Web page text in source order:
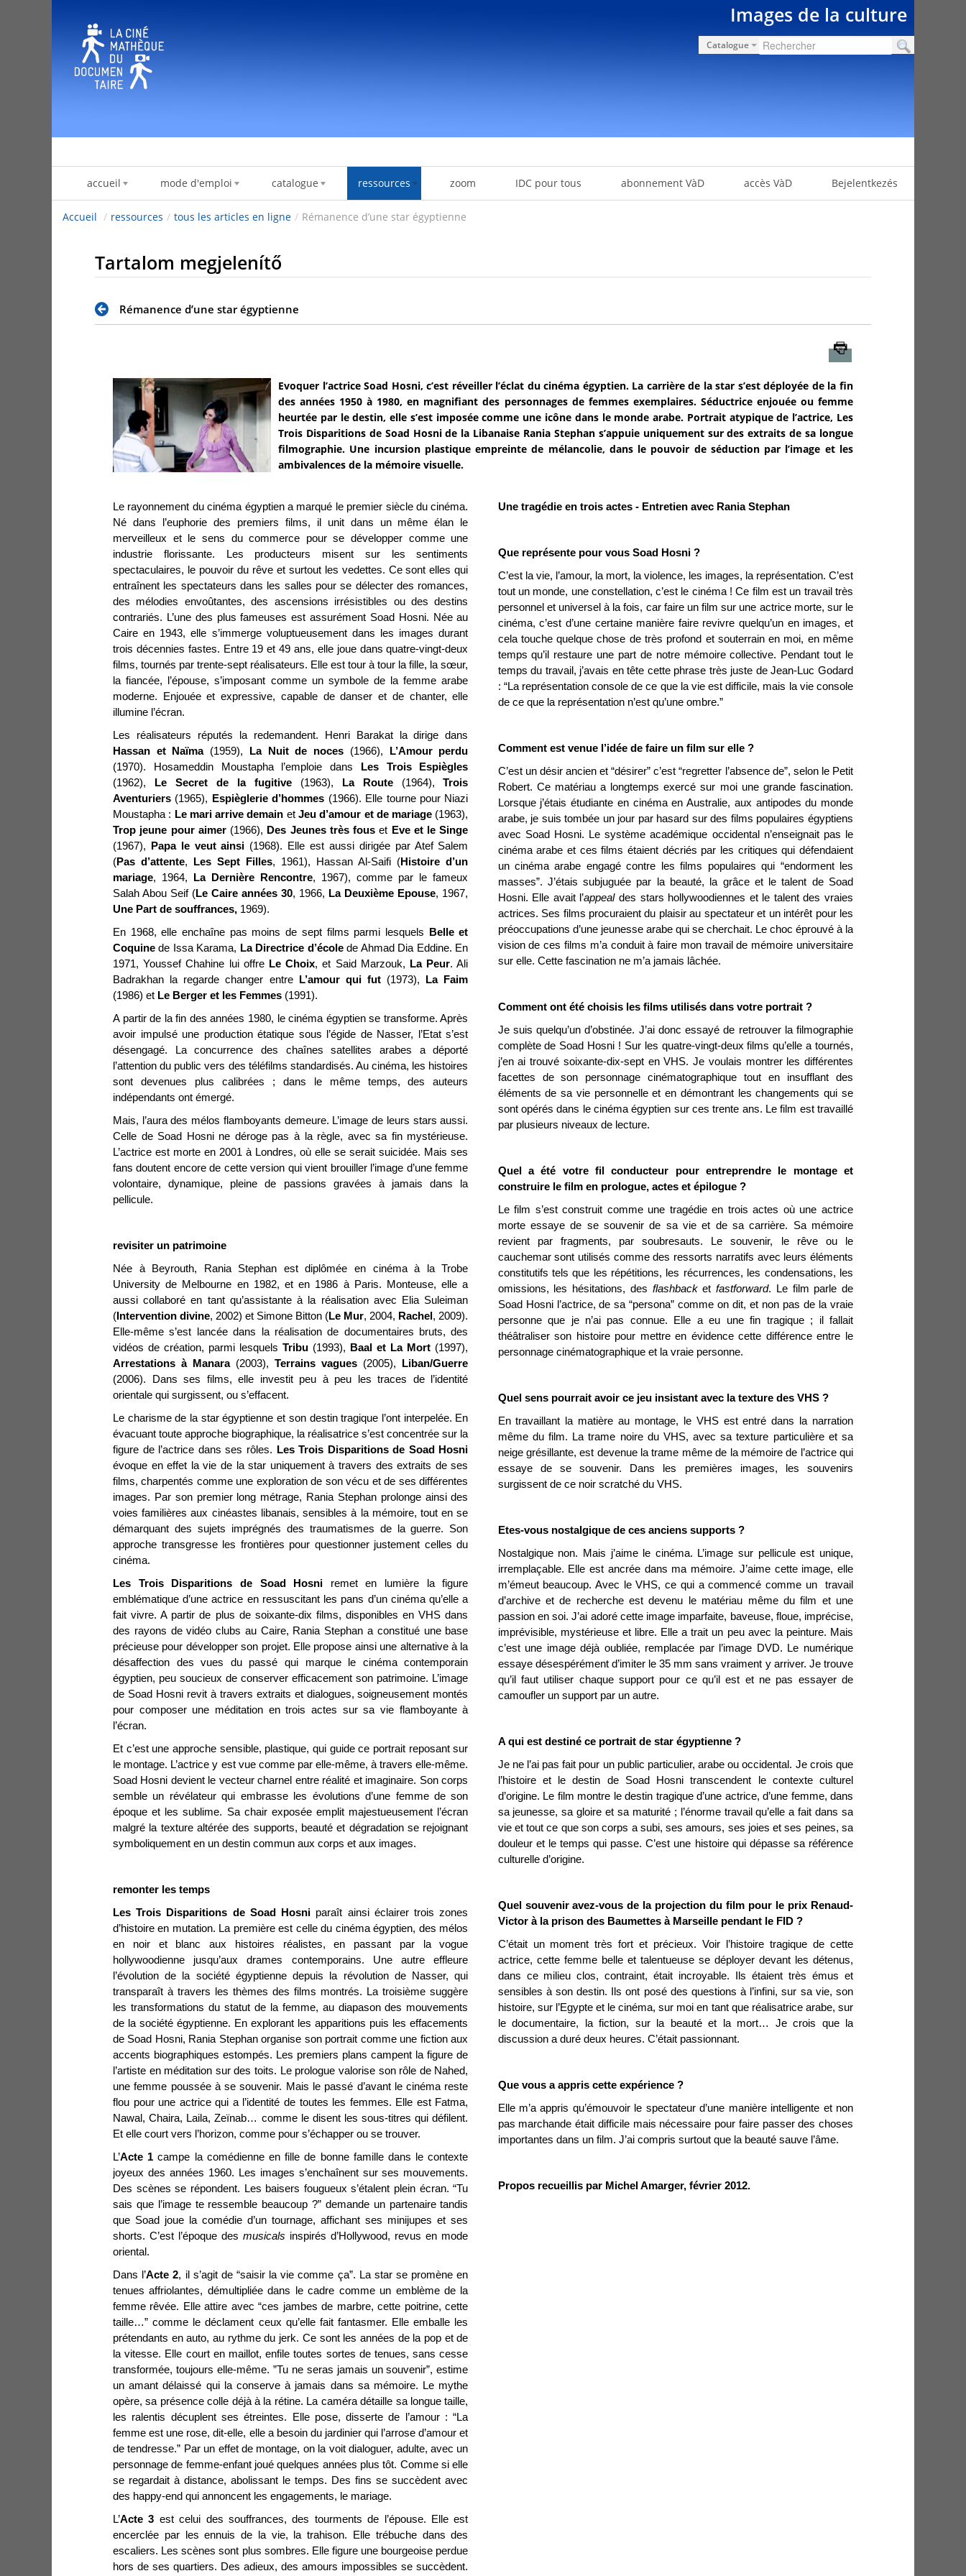
Images de la culture
Catalogue
accueil mode d'emploi catalogue ressources zoom IDC pour tous abonnement VàD accès VàD Bejelentkezés
Accueil / ressources / tous les articles en ligne / Rémanence d’une star égyptienne
Tartalom megjelenítő
Rémanence d’une star égyptienne
Evoquer l’actrice Soad Hosni, c’est réveiller l’éclat du cinéma égyptien. La carrière de la star s’est déployée de la fin
des années 1950 à 1980, en magnifiant des personnages de femmes exemplaires. Séductrice enjouée ou femme
heurtée par le destin, elle s’est imposée comme une icône dans le monde arabe. Portrait atypique de l’actrice, Les
Trois Disparitions de Soad Hosni de la Libanaise Rania Stephan s’appuie uniquement sur des extraits de sa longue
filmographie. Une incursion plastique empreinte de mélancolie, dans le pouvoir de séduction par l’image et les
ambivalences de la mémoire visuelle.
Le rayonnement du cinéma égyptien a marqué le premier siècle du cinéma.
Né dans l’euphorie des premiers films, il unit dans un même élan le
merveilleux et le sens du commerce pour se développer comme une
industrie florissante. Les producteurs misent sur les sentiments
spectaculaires, le pouvoir du rêve et surtout les vedettes. Ce sont elles qui
entraînent les spectateurs dans les salles pour se délecter des romances,
des mélodies envoûtantes, des ascensions irrésistibles ou des destins
contrariés. L’une des plus fameuses est assurément Soad Hosni. Née au
Caire en 1943, elle s’immerge voluptueusement dans les images durant
trois décennies fastes. Entre 19 et 49 ans, elle joue dans quatre-vingt-deux
films, tournés par trente-sept réalisateurs. Elle est tour à tour la fille, la sœur,
la fiancée, l’épouse, s’imposant comme un symbole de la femme arabe
moderne. Enjouée et expressive, capable de danser et de chanter, elle
illumine l’écran.
Les réalisateurs réputés la redemandent. Henri Barakat la dirige dans
Hassan et Naïma(1959), La Nuitde noces (1966),
L’Amour perdu
(1970). Hosameddin Moustapha l’emploie dans
Les Trois Espiègles
(1962),
Le Secret de la fugitive(1963), La Route(1964),Trois
Aventuriers (1965), Espièglerie d’hommes (1966). Elle tourne pour Niazi
Moustapha : Le mari arrive demain etJeu d’amour et de mariage (1963),
Trop jeune pour aimer(1966), Des Jeunes très fous et Eve et le Singe
(1967),
Papa le veut ainsi (1968). Elle est aussi dirigée par Atef Salem
(Pas d’attente, Les Sept Filles, 1961), Hassan Al-Saifi (Histoire d’un
mariage, 1964, La Dernière Rencontre, 1967), comme par le fameux
Salah Abou Seif (Le Caire années 30, 1966, La Deuxième Epouse, 1967,
Une Part de souffrances, 1969).
En 1968, elle enchaîne pas moins de sept films parmi lesquels
Belle et
Coquine de Issa Karama, La Directrice d’écolede Ahmad Dia Eddine. En
1971, Youssef Chahine lui offre Le Choix, et Said Marzouk, La Peur. Ali
Badrakhan la regarde changer entre
L’amour qui fut(1973),
La Faim
(1986) et Le Berger et les Femmes (1991).
A partir de la fin des années 1980, le cinéma égyptien se transforme. Après
avoir impulsé une production étatique sous l’égide de Nasser, l’Etat s’est
désengagé. La concurrence des chaînes satellites arabes a déporté
l’attention du public vers des téléfilms standardisés. Au cinéma, les histoires
sont devenues plus calibrées ; dans le même temps, des auteurs
indépendants ont émergé.
Mais, l’aura des mélos flamboyants demeure. L’image de leurs stars aussi.
Celle de Soad Hosni ne déroge pas à la règle, avec sa fin mystérieuse.
L’actrice est morte en 2001 à Londres, où elle se serait suicidée. Mais ses
fans doutent encore de cette version qui vient brouiller l’image d’une femme
volontaire, dynamique, pleine de passions gravées à jamais dans la
pellicule.
revisiter un patrimoine
Née à Beyrouth, Rania Stephan est diplômée en cinéma à la Trobe
University de Melbourne en 1982, et en 1986 à Paris. Monteuse, elle a
aussi collaboré en tant qu’assistante à la réalisation avec Elia Suleiman
( Intervention divine, 2002) et Simone Bitton (Le Mur, 2004, Rachel , 2009).
Elle-même s’est lancée dans la réalisation de documentaires bruts, des
vidéos de création, parmi lesquelsTribu (1993), Baal et La Mort (1997),
Arrestations à Manara(2003),Terrains vagues (2005),
Liban/Guerre
(2006). Dans ses films, elle investit peu à peu les traces de l’identité
orientale qui surgissent, ou s’effacent.
Le charisme de la star égyptienne et son destin tragique l’ont interpelée. En
évacuant toute approche biographique, la réalisatrice s’est concentrée sur la
figure de l’actrice dans ses rôles.
Les Trois Disparitions de Soad Hosni
évoque en effet la vie de la star uniquement à travers des extraits de ses
films, charpentés comme une exploration de son vécu et de ses différentes
images. Par son premier long métrage, Rania Stephan prolonge ainsi des
voies familières aux cinéastes libanais, sensibles à la mémoire, tout en se
démarquant des sujets imprégnés des traumatismes de la guerre. Son
approche transgresse les frontières pour questionner justement celles du
cinéma.
Les Trois Disparitions de Soad Hosni remet en lumière la figure
emblématique d’une actrice en ressuscitant les pans d’un cinéma qu’elle a
fait vivre. A partir de plus de soixante-dix films, disponibles en VHS dans
des rayons de vidéo clubs au Caire, Rania Stephan a constitué une base
précieuse pour développer son projet. Elle propose ainsi une alternative à la
désaffection des vues du passé qui marque le cinéma contemporain
égyptien, peu soucieux de conserver efficacement son patrimoine. L’image
de Soad Hosni revit à travers extraits et dialogues, soigneusement montés
pour composer une méditation en trois actes sur sa vie flamboyante à
l’écran.
Et c’est une approche sensible, plastique, qui guide ce portrait reposant sur
le montage. L’actrice y est vue comme par elle-même, à travers elle-même.
Soad Hosni devient le vecteur charnel entre réalité et imaginaire. Son corps
semble un révélateur qui embrasse les évolutions d’une femme de son
époque et les sublime. Sa chair exposée emplit majestueusement l’écran
malgré la texture altérée des supports, beauté et dégradation se rejoignant
symboliquement en un destin commun aux corps et aux images.
remonter les temps
Les Trois Disparitions de Soad Hosni paraît ainsi éclairer trois zones
d’histoire en mutation. La première est celle du cinéma égyptien, des mélos
en noir et blanc aux histoires réalistes, en passant par la vogue
hollywoodienne jusqu’aux drames contemporains. Une autre effleure
l’évolution de la société égyptienne depuis la révolution de Nasser, qui
transparaît à travers les thèmes des films montrés. La troisième suggère
les transformations du statut de la femme, au diapason des mouvements
de la société égyptienne. En explorant les apparitions puis les effacements
de Soad Hosni, Rania Stephan organise son portrait comme une fiction aux
accents biographiques estompés. Les premiers plans campent la figure de
l’artiste en méditation sur des toits. Le prologue valorise son rôle de Nahed,
une femme poussée à se souvenir. Mais le passé d’avant le cinéma reste
flou pour une actrice qui a l’identité de toutes les femmes. Elle est Fatma,
Nawal, Chaira, Laila, Zeïnab… comme le disent les sous-titres qui défilent.
Et elle court vers l’horizon, comme pour s’échapper ou se trouver.
L’Acte 1campe la comédienne en fille de bonne famille dans le contexte
joyeux des années 1960. Les images s’enchaînent sur ses mouvements.
Des scènes se répondent. Les baisers fougueux s’étalent plein écran. “Tu
sais que l’image te ressemble beaucoup ?” demande un partenaire tandis
que Soad joue la comédie d’un tournage, affichant ses minijupes et ses
shorts. C’est l’époque desmusicals inspirés d’Hollywood, revus en mode
oriental.
Dans l’Acte 2, il s’agit de “saisir la vie comme ça”. La star se promène en
tenues affriolantes, démultipliée dans le cadre comme un emblème de la
femme rêvée. Elle attire avec “ces jambes de marbre, cette poitrine, cette
taille…” comme le déclament ceux qu’elle fait fantasmer. Elle emballe les
prétendants en auto, au rythme du jerk. Ce sont les années de la pop et de
la vitesse. Elle court en maillot, enfile toutes sortes de tenues, sans cesse
transformée, toujours elle-même. ”Tu ne seras jamais un souvenir”, estime
un amant délaissé qui la conserve à jamais dans sa mémoire. Le mythe
opère, sa présence colle déjà à la rétine. La caméra détaille sa longue taille,
les ralentis décuplent ses étreintes. Elle pose, disserte de l’amour : “La
femme est une rose, dit-elle, elle a besoin du jardinier qui l’arrose d’amour et
de tendresse.” Par un effet de montage, on la voit dialoguer, adulte, avec un
personnage de femme-enfant joué quelques années plus tôt. Comme si elle
se regardait à distance, abolissant le temps. Des fins se succèdent avec
des happy-end qui annoncent les engagements, le mariage.
L’Acte 3 est celui des souffrances, des tourments de l’épouse. Elle est
encerclée par les ennuis de la vie, la trahison. Elle trébuche dans des
escaliers. Les scènes sont plus sombres. Elle figure une bourgeoise perdue
hors de ses quartiers. Des adieux, des amours impossibles se succèdent.
Une tragédie en trois actes - Entretien avec Rania Stephan
Que représente pour vous Soad Hosni ?
C’est la vie, l’amour, la mort, la violence, les images, la représentation. C’est
tout un monde, une constellation, c’est le cinéma ! Ce film est un travail très
personnel et universel à la fois, car faire un film sur une actrice morte, sur le
cinéma, c’est d’une certaine manière faire revivre quelqu’un en images, et
cela touche quelque chose de très profond et souterrain en moi, en même
temps qu’il restaure une part de notre mémoire collective. Pendant tout le
temps du travail, j’avais en tête cette phrase très juste de Jean-Luc Godard
: “La représentation console de ce que la vie est difficile, mais la vie console
de ce que la représentation n’est qu’une ombre.”
Comment est venue l’idée de faire un film sur elle ?
C’est un désir ancien et “désirer” c’est “regretter l’absence de”, selon le Petit
Robert. Ce matériau a longtemps exercé sur moi une grande fascination.
Lorsque j’étais étudiante en cinéma en Australie, aux antipodes du monde
arabe, je suis tombée un jour par hasard sur des films populaires égyptiens
avec Soad Hosni. Le système académique occidental n’enseignait pas le
cinéma arabe et ces films étaient décriés par les critiques qui défendaient
un cinéma arabe engagé contre les films populaires qui “endorment les
masses”. J’étais subjuguée par la beauté, la grâce et le talent de Soad
Hosni. Elle avait l’appealdes stars hollywoodiennes et le talent des vraies
actrices. Ses films procuraient du plaisir au spectateur et un intérêt pour les
préoccupations d’une jeunesse arabe qui se cherchait. Le choc éprouvé à la
vision de ces films m’a conduit à faire mon travail de mémoire universitaire
sur elle. Cette fascination ne m’a jamais lâchée.
Comment ont été choisis les films utilisés dans votre portrait ?
Je suis quelqu’un d’obstinée. J’ai donc essayé de retrouver la filmographie
complète de Soad Hosni ! Sur les quatre-vingt-deux films qu’elle a tournés,
j’en ai trouvé soixante-dix-sept en VHS. Je voulais montrer les différentes
facettes de son personnage cinématographique tout en insufflant des
éléments de sa vie personnelle et en démontrant les changements qui se
sont opérés dans le cinéma égyptien sur ces trente ans. Le film est travaillé
par plusieurs niveaux de lecture.
Quel a été votre fil conducteur pour entreprendre le montage et
construire le film en prologue, actes et épilogue ?
Le film s’est construit comme une tragédie en trois actes où une actrice
morte essaye de se souvenir de sa vie et de sa carrière. Sa mémoire
revient par fragments, par soubresauts. Le souvenir, le rêve ou le
cauchemar sont utilisés comme des ressorts narratifs avec leurs éléments
constitutifs tels que les répétitions, les récurrences, les condensations, les
omissions, les hésitations, des flashbacketfastforward. Le film parle de
Soad Hosni l’actrice, de sa “persona” comme on dit, et non pas de la vraie
personne que je n’ai pas connue. Elle a eu une fin tragique ; il fallait
théâtraliser son histoire pour mettre en évidence cette différence entre le
personnage cinématographique et la vraie personne.
Quel sens pourrait avoir ce jeu insistant avec la texture des VHS ?
En travaillant la matière au montage, le VHS est entré dans la narration
même du film. La trame noire du VHS, avec sa texture particulière et sa
neige grésillante, est devenue la trame même de la mémoire de l’actrice qui
essaye de se souvenir. Dans les premières images, les souvenirs
surgissent de ce noir scratché du VHS.
Etes-vous nostalgique de ces anciens supports ?
Nostalgique non. Mais j’aime le cinéma. L’image sur pellicule est unique,
irremplaçable. Elle est ancrée dans ma mémoire. J’aime cette image, elle
m’émeut beaucoup. Avec le VHS, ce qui a commencé comme un travail
d’archive et de recherche est devenu le matériau même du film et une
passion en soi. J’ai adoré cette image imparfaite, baveuse, floue, imprécise,
imprévisible, mystérieuse et libre. Elle a trait un peu avec la peinture. Mais
c’est une image déjà oubliée, remplacée par l’image DVD. Le numérique
essaye désespérément d’imiter le 35 mm sans vraiment y arriver. Je trouve
qu’il faut utiliser chaque support pour ce qu’il est et ne pas essayer de
camoufler un support par un autre.
A qui est destiné ce portrait de star égyptienne ?
Je ne l’ai pas fait pour un public particulier, arabe ou occidental. Je crois que
l’histoire et le destin de Soad Hosni transcendent le contexte culturel
d’origine. Le film montre le destin tragique d’une actrice, d’une femme, dans
sa jeunesse, sa gloire et sa maturité ; l’énorme travail qu’elle a fait dans sa
vie et tout ce que son corps a subi, ses amours, ses joies et ses peines, sa
douleur et le temps qui passe. C’est une histoire qui dépasse sa référence
culturelle d’origine.
Quel souvenir avez-vous de la projection du film pour le prix Renaud-
Victor à la prison des Baumettes à Marseille pendant le FID ?
C’était un moment très fort et précieux. Voir l’histoire tragique de cette
actrice, cette femme belle et talentueuse se déployer devant les détenus,
dans ce milieu clos, contraint, était incroyable. Ils étaient très émus et
sensibles à son destin. Ils ont posé des questions à l’infini, sur sa vie, son
histoire, sur l’Egypte et le cinéma, sur moi en tant que réalisatrice arabe, sur
le documentaire, la fiction, sur la beauté et la mort… Je crois que la
discussion a duré deux heures. C’était passionnant.
Que vous a appris cette expérience ?
Elle m’a appris qu’émouvoir le spectateur d’une manière intelligente et non
pas marchande était difficile mais nécessaire pour faire passer des choses
importantes dans un film. J’ai compris surtout que la beauté sauve l’âme.
Propos recueillis par Michel Amarger, février 2012.